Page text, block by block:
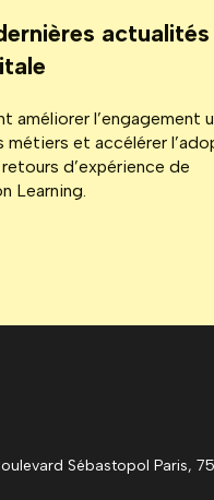
améliorer l’engagement
et accélérer
d’expérience de
Learning.
Sébastopol Paris,